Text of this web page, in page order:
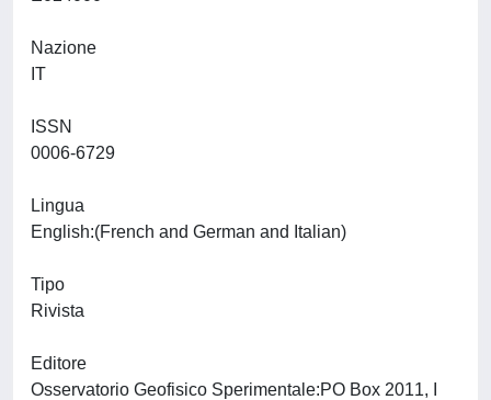
Nazione
ISSN
Lingua
Tipo
Rivista
Editore
Osservatorio Geofisico Sperimentale:PO Box 2011, I